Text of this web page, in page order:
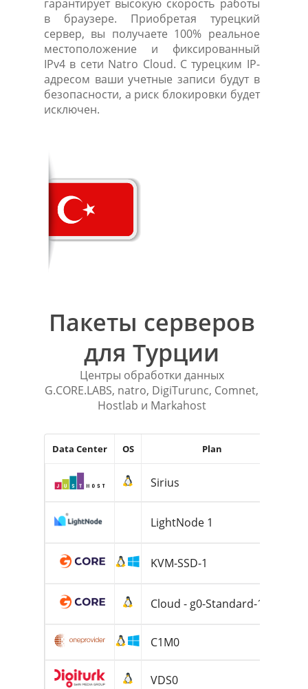
гарантирует высокую скорость работы
в браузере. Приобретая турецкий
сервер, вы получаете 100% реальное
местоположение и фиксированный
IPv4 в сети Natro Cloud. С турецким IP-
адресом ваши учетные записи будут в
безопасности, а риск блокировки будет
исключен.
Пакеты серверов
для Турции
Центры обработки данных
G.CORE.LABS, natro, DigiTurunc, Comnet,
Hostlab и Markahost
Data Center OS Plan
Sirius
LightNode 1
KVM-SSD-1
Cloud - g0-Standard-1-2
C1M0
VDS0